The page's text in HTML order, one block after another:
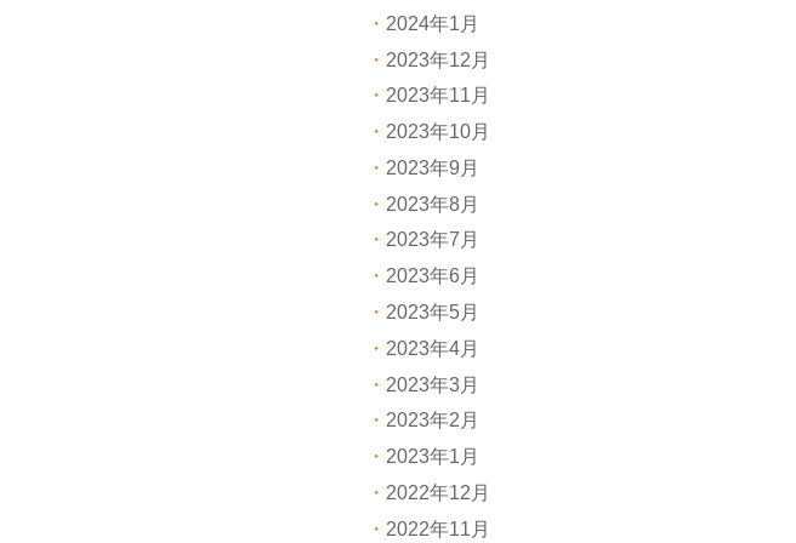
2024年1月
2023年12月
2023年11月
2023年10月
2023年9月
2023年8月
2023年7月
2023年6月
2023年5月
2023年4月
2023年3月
2023年2月
2023年1月
2022年12月
2022年11月